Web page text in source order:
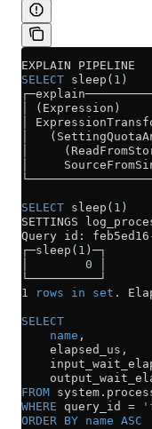
EXPLAIN PIPELINE
SELECT sleep( 1 )
│
│
│
│
│
SELECT sleep( 1 )
SETTINGS
Query id: feb5ed16
┌─sleep( 1 )─┐
0
└──────────┘
1 rows in set .
SELECT
    name
,
    elapsed_us,
FROM system .
WHERE query_id =
ORDER BY name ASC